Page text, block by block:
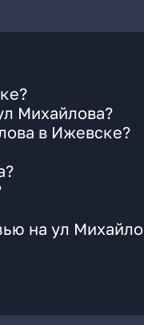
Михайлова?
в Ижевске?
на ул